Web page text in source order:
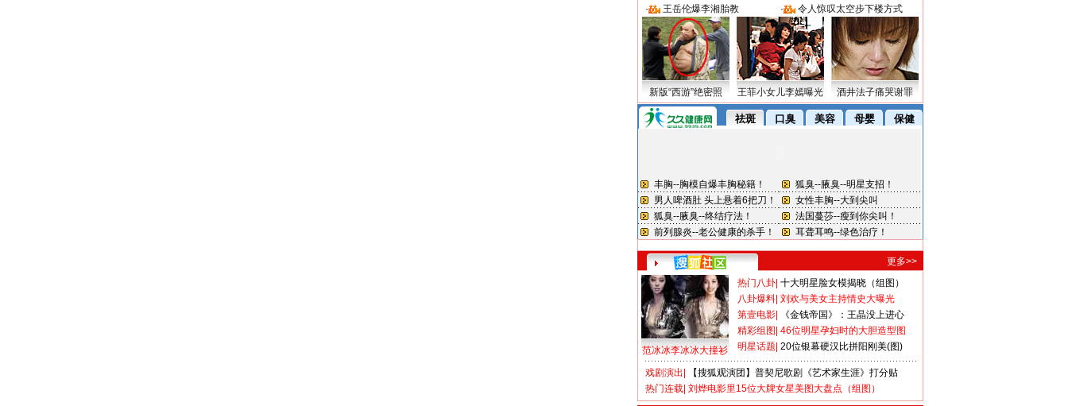
·
王岳伦爆李湘胎教 · 令人惊叹太空步下楼方式
新版“西游”绝密照 王菲小女儿李嫣曝光 酒井法子痛哭谢罪
更多>>
范冰冰李冰冰大撞衫
热门八卦 十大明星脸女模揭晓（组图）
八卦爆料 刘欢与美女主持情史大曝光
第壹电影
《金钱帝国》：王晶没上进心
精彩组图 46位明星孕妇时的大胆造型图
明星话题 20位银幕硬汉比拼阳刚美(图)
戏剧演出
【搜狐观演团】普契尼歌剧《艺术家生涯》打分贴
热门连载 刘烨电影里15位大牌女星美图大盘点（组图）